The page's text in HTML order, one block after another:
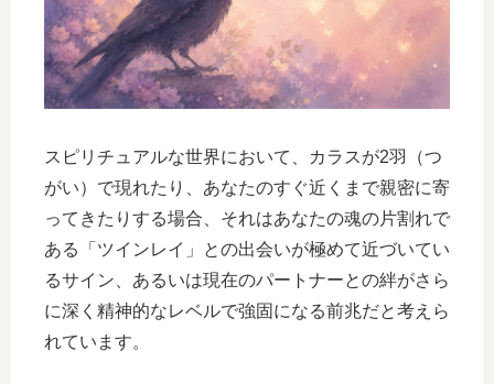
スピリチュアルな世界において、カラスが2羽（つ
がい）で現れたり、あなたのすぐ近くまで親密に寄
ってきたりする場合、それはあなたの魂の片割れで
ある「ツインレイ」との出会いが極めて近づいてい
るサイン、あるいは現在のパートナーとの絆がさら
に深く精神的なレベルで強固になる前兆だと考えら
れています。